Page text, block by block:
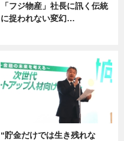
「フジ物産」社長に訊く伝統
に捉われない変幻…
“貯金だけでは生き残れな